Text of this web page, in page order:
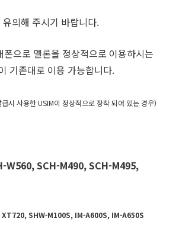
의해 주시기 바랍니다.
으로 멜론을 정상적으로 이용하시는
기존대로 이용 가능합니다.
시 사용한 USIM이 정상적으로 장착 되어 있는 경우)
W560, SCH-M490, SCH-M495,
SHW-M100S, IM-A600S, IM-A650S